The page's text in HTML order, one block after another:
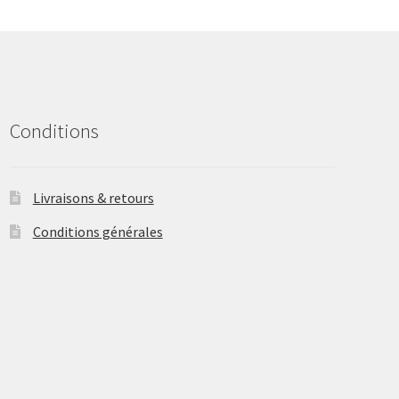
page
Conditions
Livraisons & retours
Conditions générales